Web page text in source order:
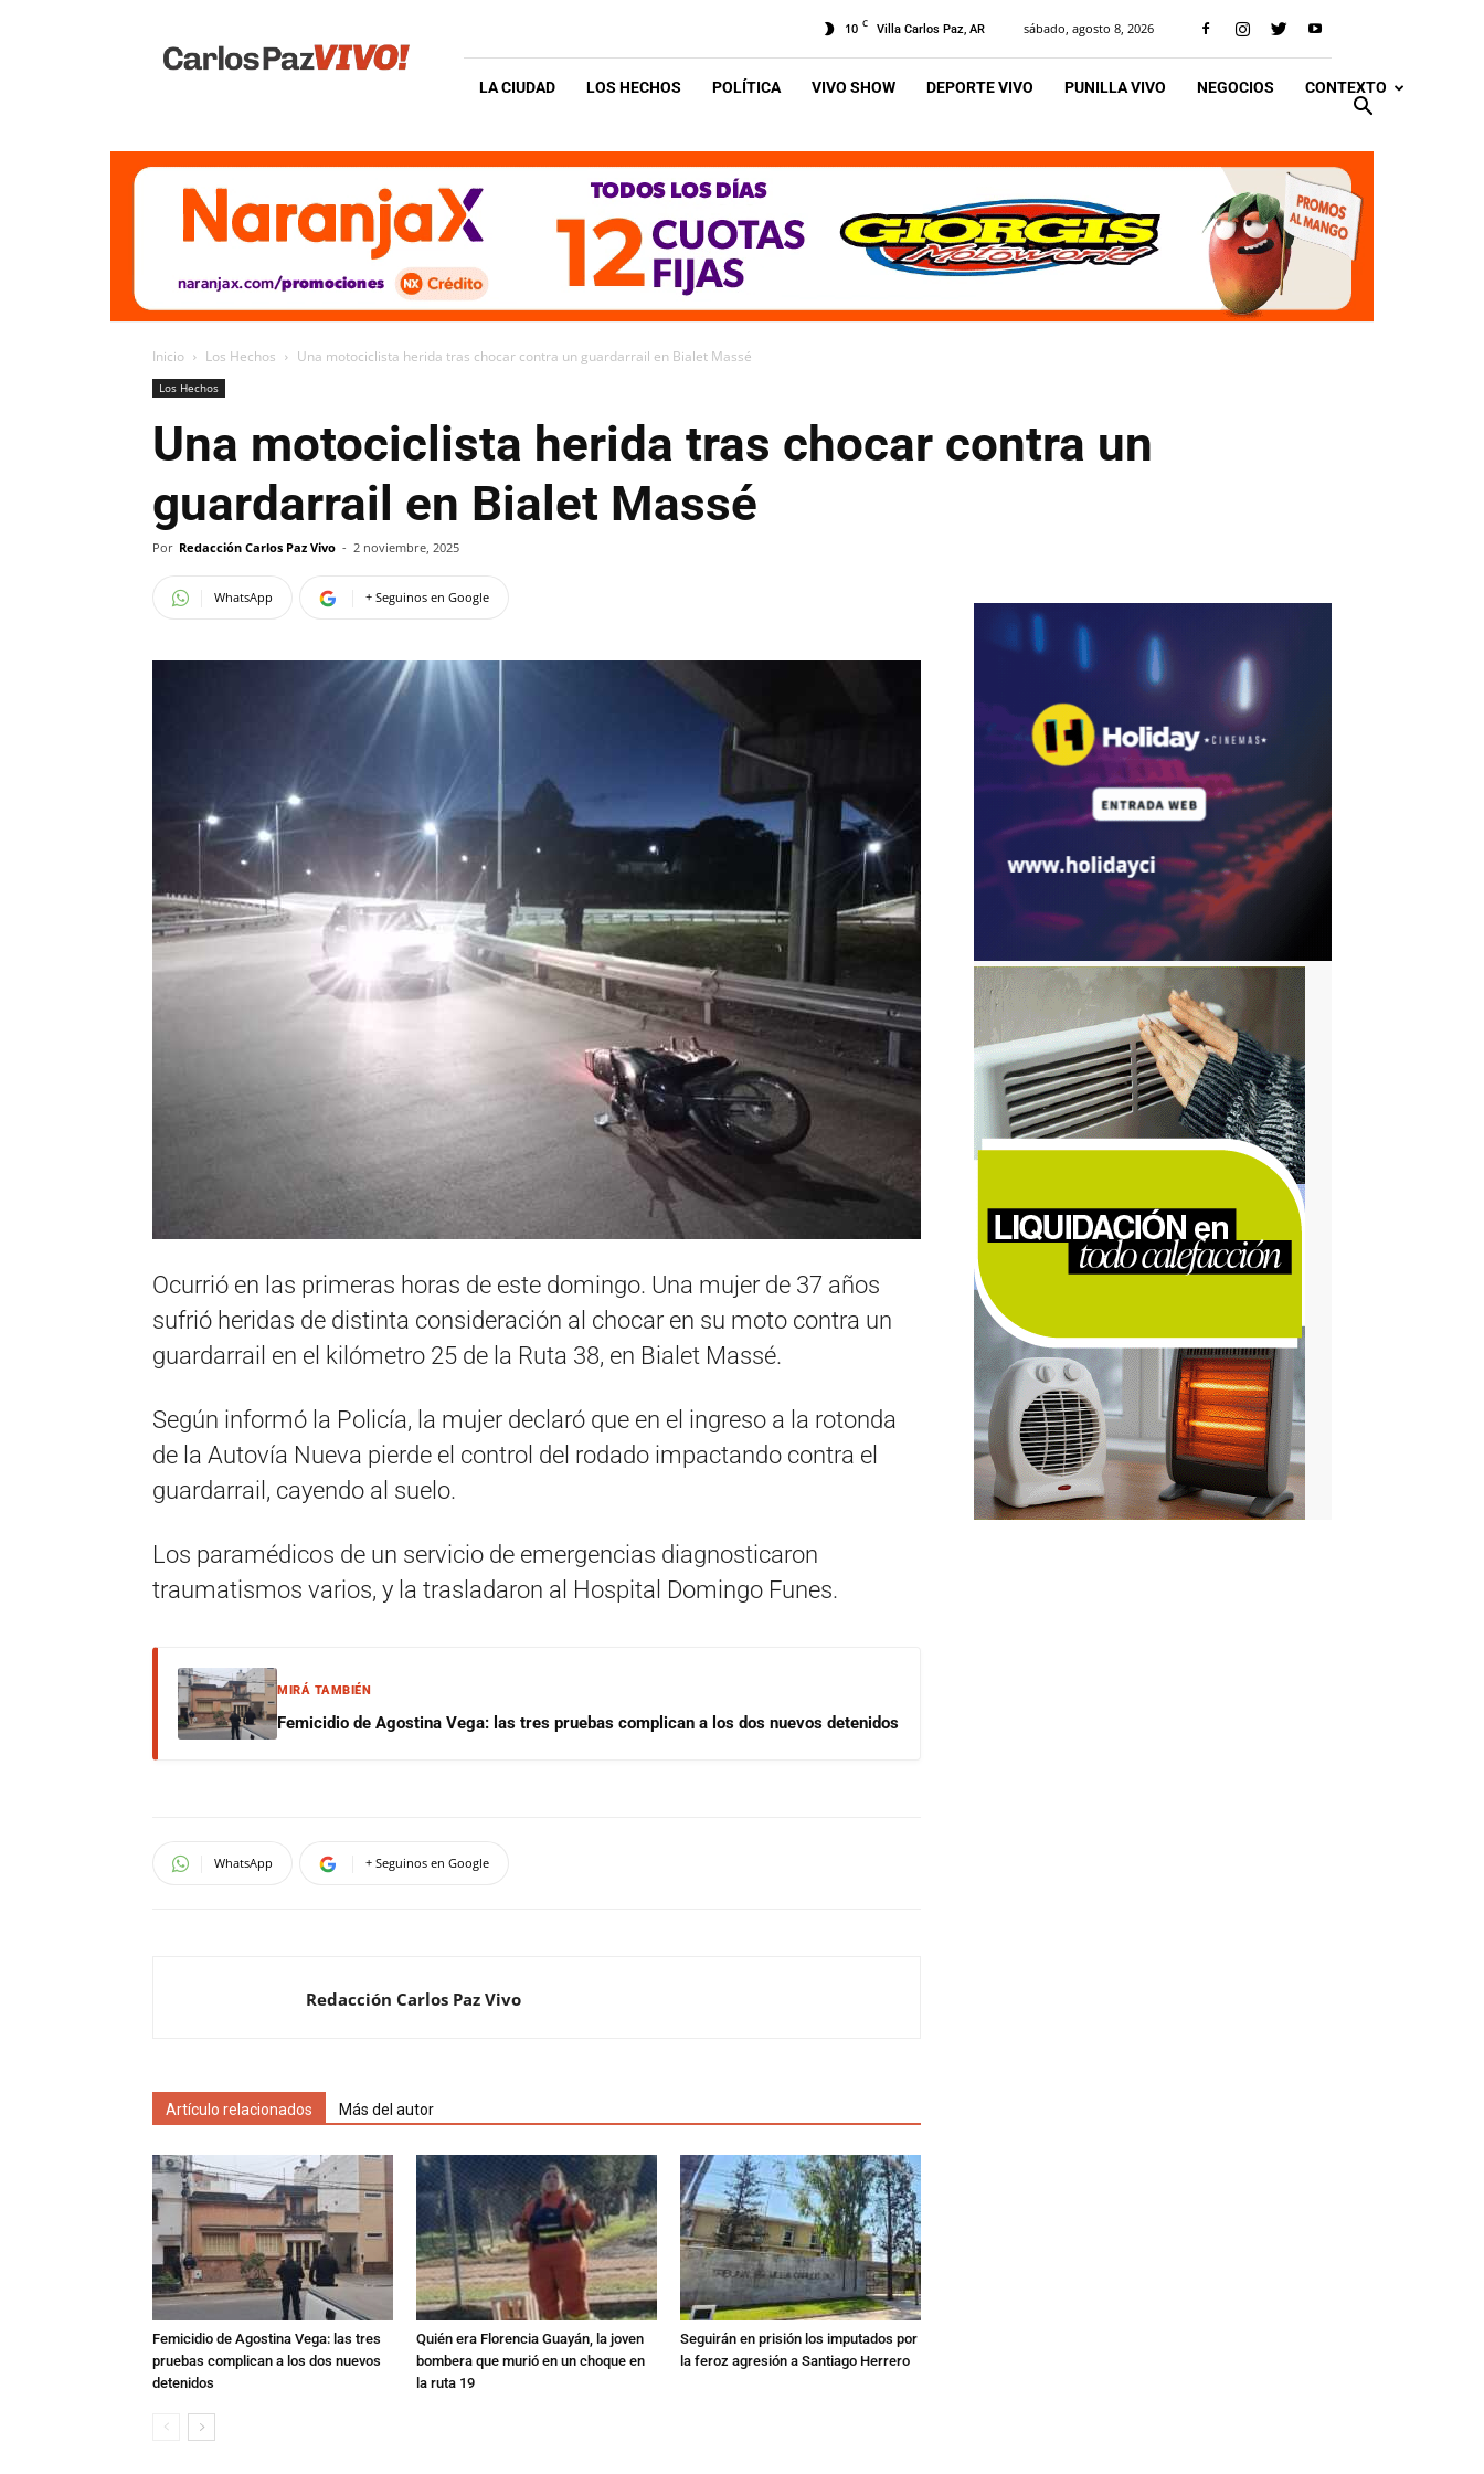
Vivo
10 C Villa Carlos Paz, AR sábado, agosto 8, 2026
LA CIUDAD LOS HECHOS POLÍTICA VIVO SHOW DEPORTE VIVO PUNILLA VIVO NEGOCIOS CONTEXTO
Inicio Los Hechos Una motociclista herida tras chocar contra un guardarrail en Bialet Massé
Los Hechos
Una motociclista herida tras chocar contra un
guardarrail en Bialet Massé
Por Redacción Carlos Paz Vivo - 2 noviembre, 2025
WhatsApp + Seguinos en Google
Ocurrió en las primeras horas de este domingo. Una mujer de 37 años
sufrió heridas de distinta consideración al chocar en su moto contra un
guardarrail en el kilómetro 25 de la Ruta 38, en Bialet Massé.
Según informó la Policía, la mujer declaró que en el ingreso a la rotonda
de la Autovía Nueva pierde el control del rodado impactando contra el
guardarrail, cayendo al suelo.
Los paramédicos de un servicio de emergencias diagnosticaron
traumatismos varios, y la trasladaron al Hospital Domingo Funes.
MIRÁ TAMBIÉN
Femicidio de Agostina Vega: las tres pruebas complican a los dos nuevos detenidos
WhatsApp + Seguinos en Google
Redacción Carlos Paz Vivo
Artículo relacionados Más del autor
Femicidio de Agostina Vega: las tres
pruebas complican a los dos nuevos
detenidos
Quién era Florencia Guayán, la joven
bombera que murió en un choque en
la ruta 19
Seguirán en prisión los imputados por
la feroz agresión a Santiago Herrero